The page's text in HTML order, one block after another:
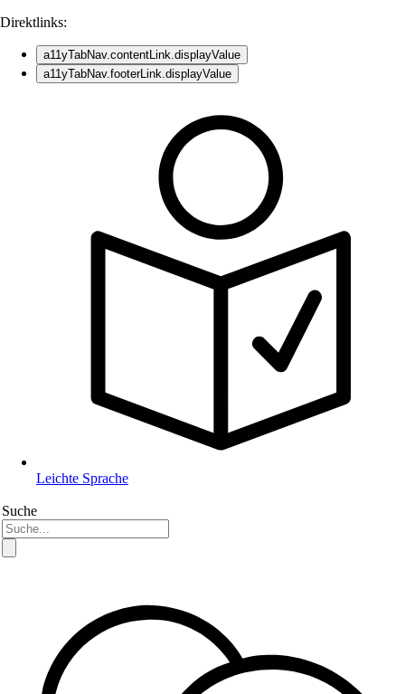
Direktlinks:
a11yTabNav.contentLink.displayValue
a11yTabNav.footerLink.displayValue
Leichte Sprache
Suche